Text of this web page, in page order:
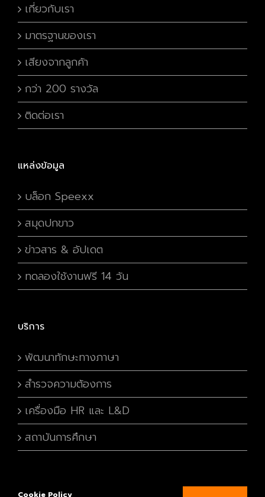
เกี่ยวกับเรา
มาตรฐานของเรา
เสียงจากลูกค้า
กว่า 200 รางวัล
ติดต่อเรา
แหล่งข้อมูล
บล็อก Speexx
สมุดปกขาว
ข่าวสาร & อัปเดต
ทดลองใช้งานฟรี 14 วัน
บริการ
พัฒนาทักษะทางภาษา
สำรวจความต้องการ
เครื่องมือ HR และ L&D
สถาบันการศึกษา
Cookie Policy